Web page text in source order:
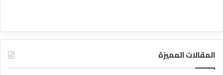
المقالات المميزة